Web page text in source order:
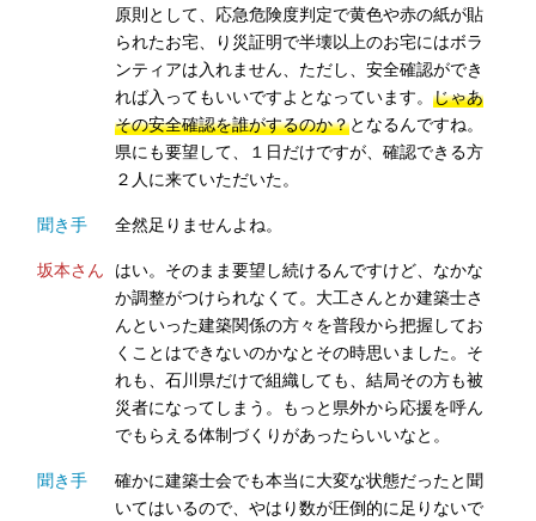
原則として、応急危険度判定で黄色や赤の紙が貼
られたお宅、り災証明で半壊以上のお宅にはボラ
ンティアは入れません、ただし、安全確認ができ
れば入ってもいいですよとなっています。じゃあ
その安全確認を誰がするのか？となるんですね。
県にも要望して、１日だけですが、確認できる方
２人に来ていただいた。
聞き手
全然足りませんよね。
坂本さん はい。そのまま要望し続けるんですけど、なかな
か調整がつけられなくて。大工さんとか建築士さ
んといった建築関係の方々を普段から把握してお
くことはできないのかなとその時思いました。そ
れも、石川県だけで組織しても、結局その方も被
災者になってしまう。もっと県外から応援を呼ん
でもらえる体制づくりがあったらいいなと。
聞き手
確かに建築士会でも本当に大変な状態だったと聞
いてはいるので、やはり数が圧倒的に足りないで